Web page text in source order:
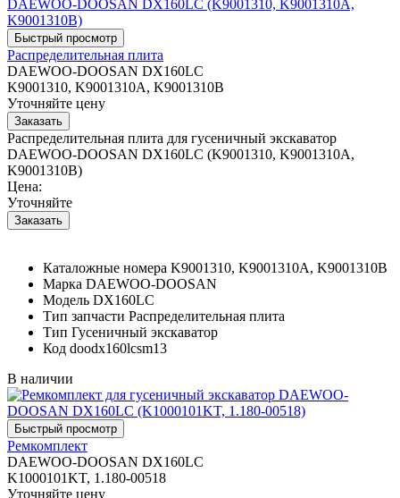
Распределительная плита
DAEWOO-DOOSAN DX160LC
K9001310, K9001310A, K9001310B
Уточняйте цену
Распределительная плита для гусеничный экскаватор
DAEWOO-DOOSAN DX160LC (K9001310, K9001310A,
K9001310B)
Цена:
Уточняйте
Каталожные номера K9001310, K9001310A, K9001310B
Марка DAEWOO-DOOSAN
Модель DX160LC
Тип запчасти Распределительная плита
Тип Гусеничный экскаватор
Код doodx160lcsm13
В наличии
Ремкомплект
DAEWOO-DOOSAN DX160LC
K1000101KT, 1.180-00518
Уточняйте цену